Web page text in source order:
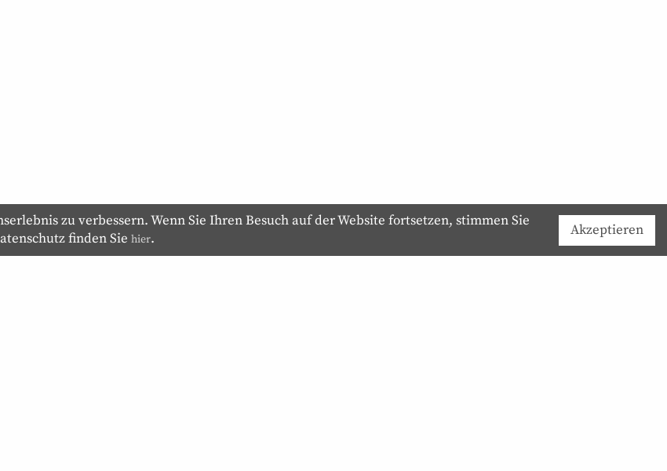
zu verbessern. Wenn Sie Ihren Besuch auf der Website fortsetzen, stimmen Sie
finden Sie hier.
Akzeptieren